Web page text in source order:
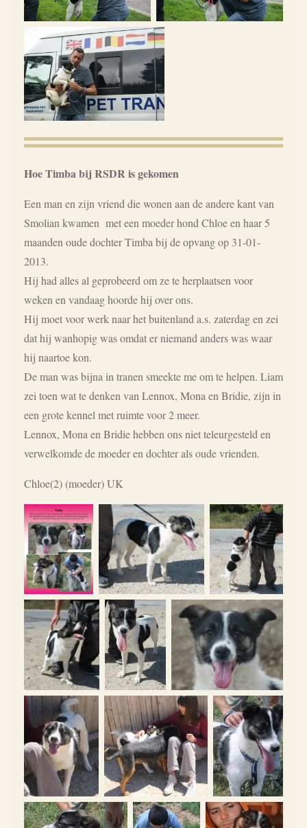
Hoe Timba bij RSDR is gekomen
Een man en zijn vriend die wonen aan de andere kant van
Smolian kwamen met een moeder hond Chloe en haar 5
maanden oude dochter Timba bij de opvang op 31-01-
2013.
Hij had alles al geprobeerd om ze te herplaatsen voor
weken en vandaag hoorde hij over ons.
Hij moet voor werk naar het buitenland a.s. zaterdag en zei
dat hij wanhopig was omdat er niemand anders was waar
hij naartoe kon.
De man was bijna in tranen smeekte me om te helpen. Liam
zei toen wat te denken van Lennox, Mona en Bridie, zijn in
een grote kennel met ruimte voor 2 meer.
Lennox, Mona en Bridie hebben ons niet teleurgesteld en
verwelkomde de moeder en dochter als oude vrienden.
Chloe(2) (moeder) UK